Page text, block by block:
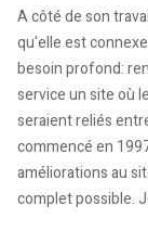
A côté de son
qu'elle est
besoin profond:
service un site où
seraient reliés
commencé en
améliorations au
complet possible.